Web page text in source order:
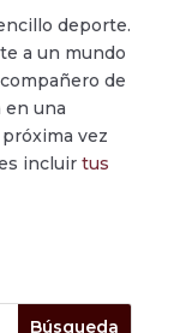
deporte.
a un mundo
de
en una
vez
incluirtus